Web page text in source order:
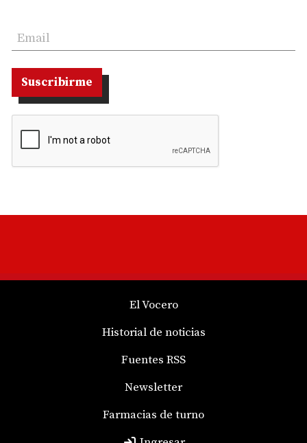
Suscribirme
El Vocero
Historial de noticias
Fuentes RSS
Newsletter
Farmacias de turno